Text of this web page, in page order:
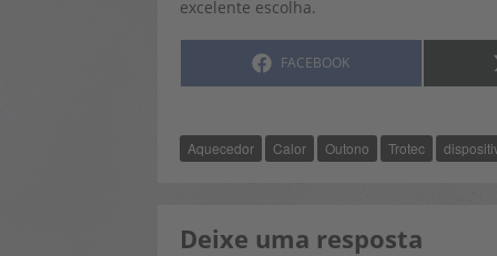
excelente escolha.
SHARE
FACEBOOK
Aquecedor Calor Outono Trotec
Deixe uma resposta